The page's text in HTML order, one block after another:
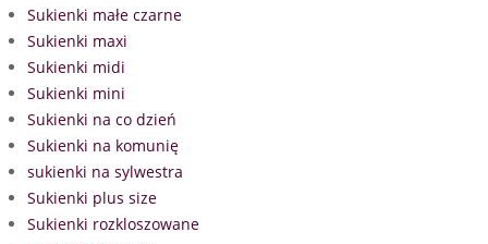
Sukienki małe czarne
Sukienki maxi
Sukienki midi
Sukienki mini
Sukienki na co dzień
Sukienki na komunię
sukienki na sylwestra
Sukienki plus size
Sukienki rozkloszowane